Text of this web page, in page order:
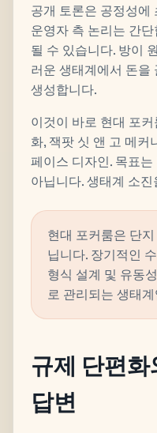
공개 토론은 공정성에
운영자 측 논리는 간
될 수 있습니다. 방이
러운 생태계에서 돈을
생성합니다.
이것이 바로 현대 포
화, 잭팟 싯 앤 고 메커
페이스 디자인. 목표
아닙니다. 생태계 소
현대 포커룸은 단
닙니다. 장기적인
형식 설계 및 유동
로 관리되는 생태
규제 단편화
답변